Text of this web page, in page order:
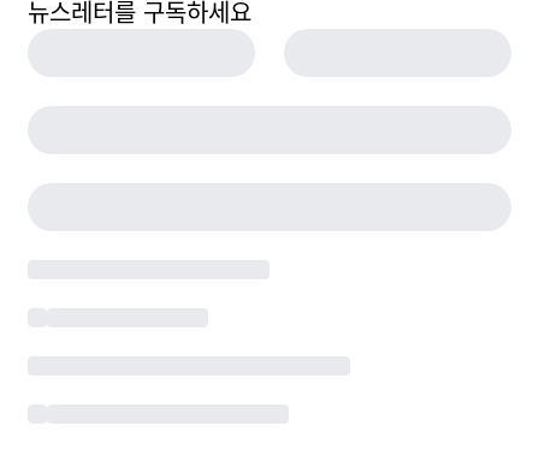
뉴스레터를 구독하세요